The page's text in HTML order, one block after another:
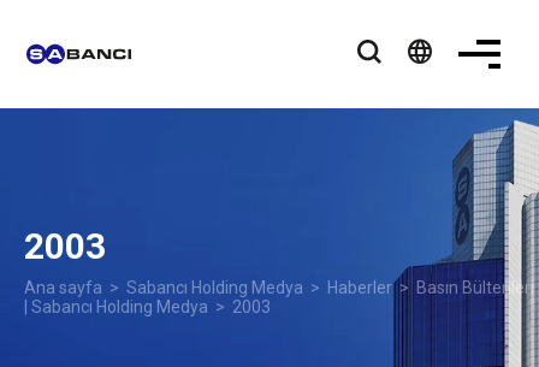
language
2003
Ana sayfa > Sabancı Holding Medya > Haberler> Basın Bültenleri
| Sabancı Holding Medya > 2003